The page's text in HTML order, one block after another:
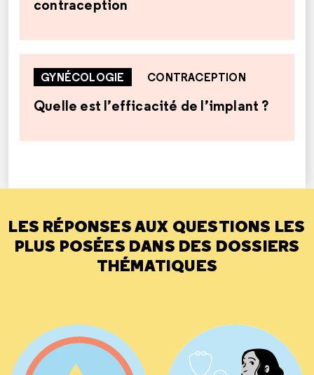
contraception
GYNÉCOLOGIE CONTRACEPTION
Quelle est l’efficacité de l’implant ?
LES RÉPONSES AUX QUESTIONS LES
PLUS POSÉES DANS DES DOSSIERS
THÉMATIQUES